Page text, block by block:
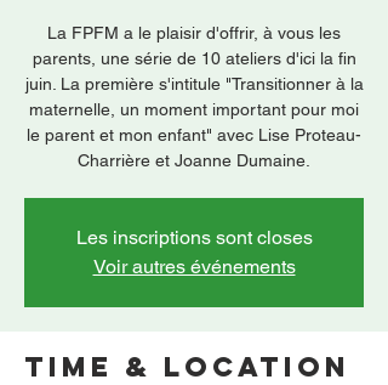
La FPFM a le plaisir d'offrir, à vous les
parents, une série de 10 ateliers d'ici la fin
juin. La première s'intitule "Transitionner à la
maternelle, un moment important pour moi
le parent et mon enfant" avec Lise Proteau-
Charrière et Joanne Dumaine.
Les inscriptions sont closes
Voir autres événements
Time & Location